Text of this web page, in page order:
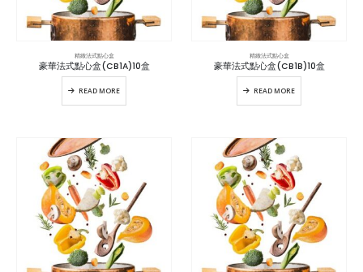
精緻法式點心盒
豪華法式點心盒(CB1A)10盒
READ MORE
精緻法式點心盒
豪華法式點心盒(CB1B)10盒
READ MORE